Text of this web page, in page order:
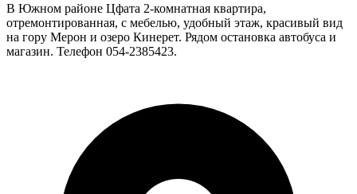
В Южном районе Цфата 2-комнатная квартира,
отремонтированная, с мебелью, удобный этаж, красивый вид
на гору Мерон и озеро Кинерет. Рядом остановка автобуса и
магазин. Телефон 054-2385423.